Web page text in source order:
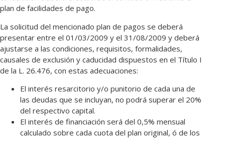
plan de facilidades de pago.
La solicitud del mencionado plan de pagos se deberá
presentar entre el 01/03/2009 y el 31/08/2009 y deberá
ajustarse a las condiciones, requisitos, formalidades,
causales de exclusión y caducidad dispuestos en el Título I
de la L. 26.476, con estas adecuaciones:
El interés resarcitorio y/o punitorio de cada una de
las deudas que se incluyan, no podrá superar el 20%
del respectivo capital.
El interés de financiación será del 0,5% mensual
calculado sobre cada cuota del plan original, ó de los